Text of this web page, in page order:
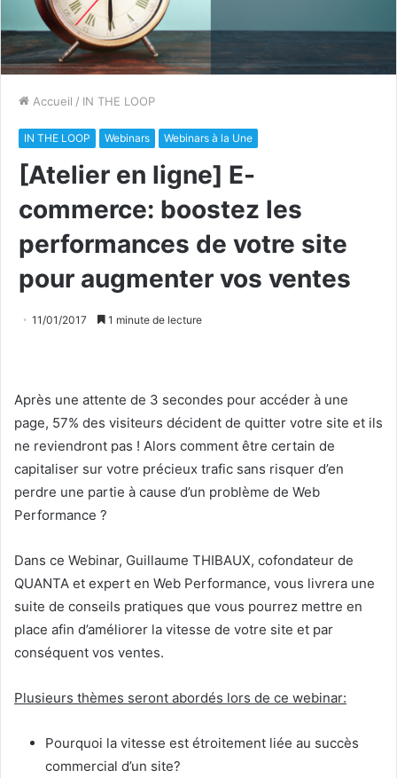
Accueil / IN THE LOOP
IN THE LOOP Webinars Webinars à la Une
[Atelier en ligne] E-
commerce: boostez les
performances de votre site
pour augmenter vos ventes
11/01/2017 1 minute de lecture
Après une attente de 3 secondes pour accéder à une
page, 57% des visiteurs décident de quitter votre site et ils
ne reviendront pas ! Alors comment être certain de
capitaliser sur votre précieux trafic sans risquer d’en
perdre une partie à cause d’un problème de Web
Performance ?
Dans ce Webinar, Guillaume THIBAUX, cofondateur de
QUANTA et expert en Web Performance, vous livrera une
suite de conseils pratiques que vous pourrez mettre en
place afin d’améliorer la vitesse de votre site et par
conséquent vos ventes.
Plusieurs thèmes seront abordés lors de ce webinar:
Pourquoi la vitesse est étroitement liée au succès
commercial d’un site?